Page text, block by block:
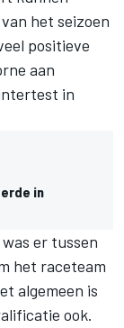
het seizoen
positieve
aan
in
in
er tussen
het raceteam
algemeen is
ook.